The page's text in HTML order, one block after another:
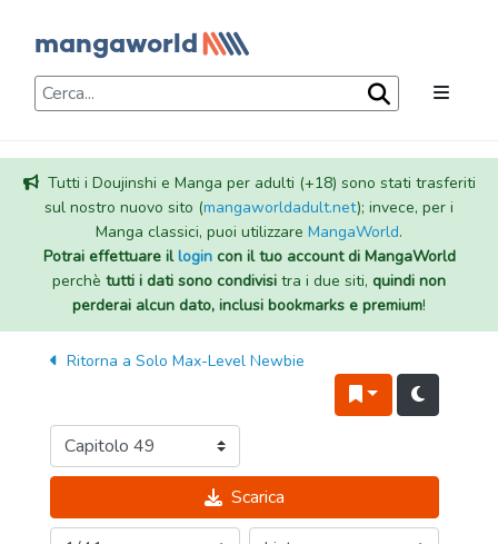
Tutti i Doujinshi e Manga per adulti (+18) sono stati trasferiti
sul nostro nuovo sito (mangaworldadult.net); invece, per i
Manga classici, puoi utilizzare MangaWorld.
Potrai effettuare illogincon il tuo account di MangaWorld
perchè tutti i dati sono condivisi tra i due siti, quindi non
perderai alcun dato, inclusi bookmarks e premium!
Ritorna a Solo Max-Level Newbie
Scarica